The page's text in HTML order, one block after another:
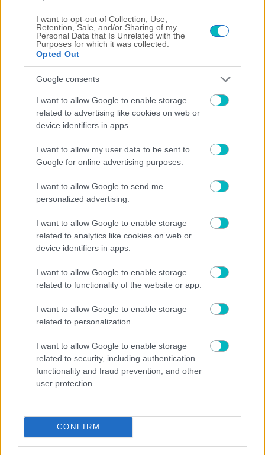
I want to opt-out of Collection, Use,
Retention, Sale, and/or Sharing of my
Personal Data that Is Unrelated with the
Purposes for which it was collected.
Opted Out
Google consents
I want to allow Google to enable storage
related to advertising like cookies on web or
device identifiers in apps.
I want to allow my user data to be sent to
Google for online advertising purposes.
I want to allow Google to send me
personalized advertising.
I want to allow Google to enable storage
related to analytics like cookies on web or
device identifiers in apps.
I want to allow Google to enable storage
related to functionality of the website or app.
I want to allow Google to enable storage
related to personalization.
I want to allow Google to enable storage
related to security, including authentication
functionality and fraud prevention, and other
user protection.
CONFIRM
ΠΟΔΟΣΦΑΙΡΟ ΑΕΚ
Οι «αποκαλύψεις» του Βιτάλις: «Γκολ ή ασίστ;», το
ΠΟΔΟΣΦΑΙΡΟ ΑΕΚ